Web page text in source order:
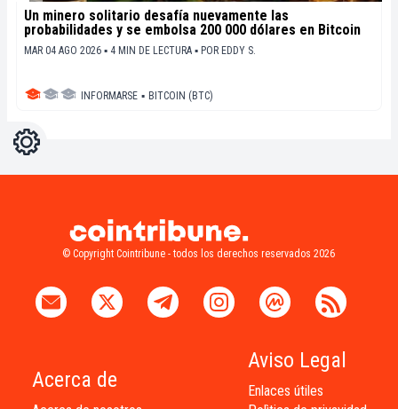
Un minero solitario desafía nuevamente las
probabilidades y se embolsa 200 000 dólares en Bitcoin
MAR 04 AGO 2026 ▪ 4 MIN DE LECTURA ▪ POR EDDY S.
INFORMARSE ▪ BITCOIN (BTC)
Ajustes
© Copyright Cointribune - todos los derechos reservados 2026
Acerca de
Aviso Legal
Enlaces útiles